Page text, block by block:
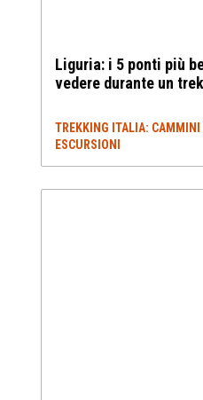
Liguria: i 5 ponti più
vedere durante un
TREKKING ITALIA: CAMMINI
ESCURSIONI